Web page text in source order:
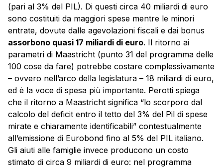
(pari al 3% del PIL). Di questi circa 40 miliardi di euro
sono costituiti da maggiori spese mentre le minori
entrate, dovute dalle agevolazioni fiscali e dai bonus
assorbono quasi 17 miliardi di euro. Il ritorno ai
parametri di Maastricht (punto 31 del programma delle
100 cose da fare) potrebbe costare complessivamente
– ovvero nell’arco della legislatura – 18 miliardi di euro,
ed è la voce di spesa più importante. Perotti spiega
che il ritorno a Maastricht significa “lo scorporo dal
calcolo del deficit entro il tetto del 3% del Pil di spese
mirate e chiaramente identificabili” contestualmente
all’emissione di Eurobond fino al 5% del PIL italiano.
Gli aiuti alle famiglie invece producono un costo
stimato di circa 9 miliardi di euro: nel programma